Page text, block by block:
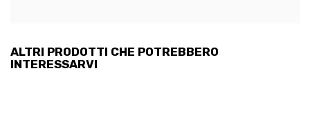
ALTRI PRODOTTI CHE POTREBBERO
INTERESSARVI